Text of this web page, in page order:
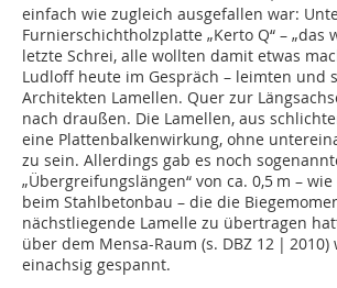
einfach wie zugleich ausgefallen war:
Furnierschichtholzplatte „Kerto Q“ – „das
letzte Schrei, alle wollten damit etwas
Ludloff heute im Gespräch – leimten und
Architekten Lamellen. Quer zur
nach draußen. Die Lamellen, aus
eine Plattenbalkenwirkung, ohne
zu sein. Allerdings gab es noch
„Übergreifungslängen“ von ca. 0,5 m –
beim Stahlbetonbau – die die
nächstliegende Lamelle zu übertragen
über dem Mensa-Raum (s. DBZ 12 |
einachsig gespannt.